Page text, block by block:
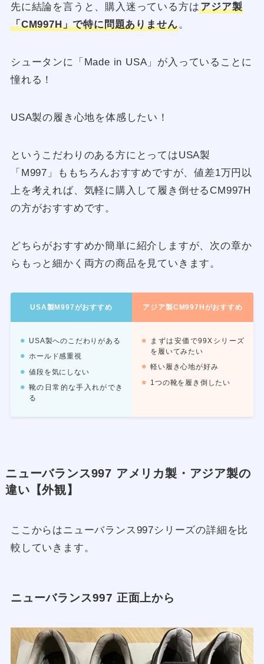
先に結論を言うと、購入迷っている方はアジア製
「CM997H」で特に問題ありません。
シュータンに「Made in USA」が入っていることに
憧れる！
USA製の履き心地を体感したい！
というこだわりのある方にとってはUSA製
「M997」ももちろんおすすめですが、値差1万円以
上を考えれば、気軽に購入して履き倒せるCM997H
の方がおすすめです。
どちらがおすすめか簡単に紹介しますが、次の章か
らもっと細かく両方の商品を見ていきます。
USA製M997がおすすめ アジア製CM997Hがおすすめ
USA製へのこだわりがある
ホールド感重視
値段を気にしない
靴の日常的な手入れができ
る
まずは安価で99Xシリーズ
を履いてみたい
軽い履き心地が好み
1つの靴を履き倒したい
ニューバランス997 アメリカ製・アジア製の
違い【外観】
ここからはニューバランス997シリーズの詳細を比
較していきます。
ニューバランス997 正面上から